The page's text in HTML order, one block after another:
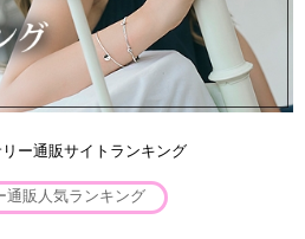
ー通販サイトランキング
通販人気ランキング